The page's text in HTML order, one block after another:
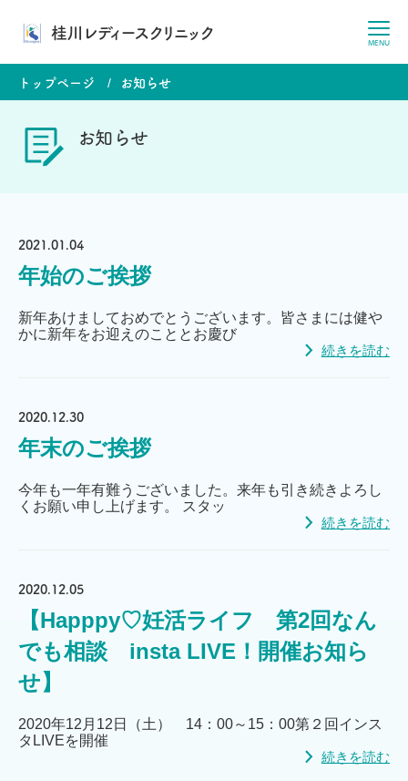
桂川レディースクリニック MENU
トップページ お知らせ
お知らせ
2021.01.04
年始のご挨拶
新年あけましておめでとうございます。皆さまには健や
かに新年をお迎えのこととお慶び
続きを読む
2020.12.30
年末のご挨拶
今年も一年有難うございました。来年も引き続きよろし
くお願い申し上げます。 スタッ
続きを読む
2020.12.05
【Happpy♡妊活ライフ 第2回なん
でも相談 insta LIVE！開催お知ら
せ】
2020年12月12日（土） 14：00～15：00第２回インス
タLIVEを開催
続きを読む